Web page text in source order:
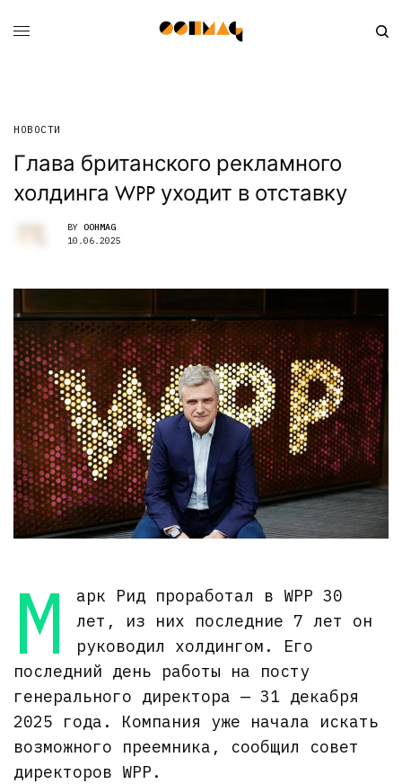
НОВОСТИ
Глава британского рекламного
холдинга WPP уходит в отставку
BY OOHMAG
10.06.2025
М
арк Рид проработал в WPP 30
лет, из них последние 7 лет он
руководил холдингом. Его
последний день работы на посту
генерального директора — 31 декабря
2025 года. Компания уже начала искать
возможного преемника, сообщил совет
директоров WPP.